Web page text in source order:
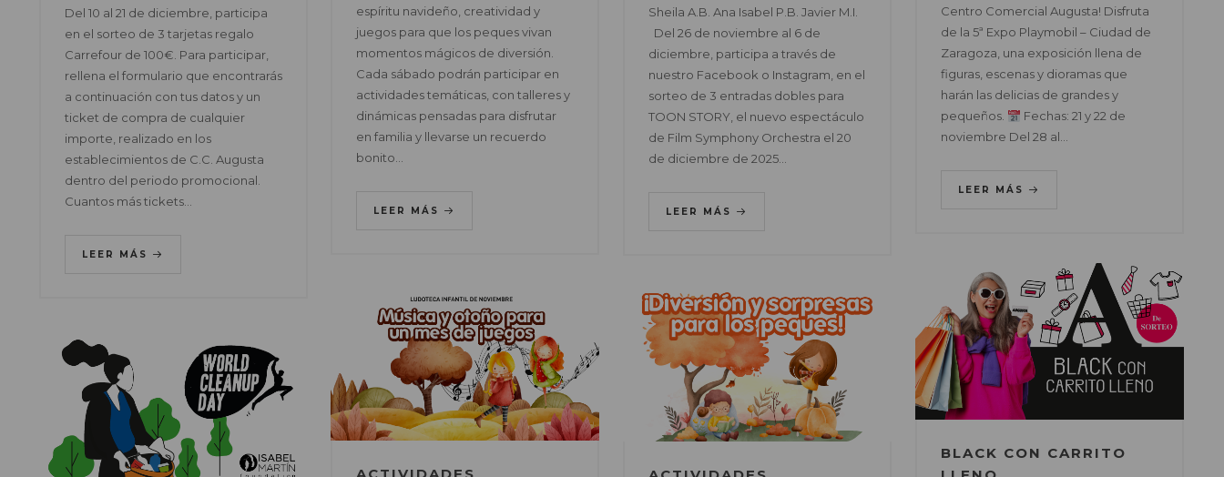
Del 10 al 21 de diciembre, participa
en el sorteo de 3 tarjetas regalo
Carrefour de 100€. Para participar,
rellena el formulario que encontrarás
a continuación con tus datos y un
ticket de compra de cualquier
importe, realizado en los
establecimientos de C.C. Augusta
dentro del periodo promocional.
Cuantos más tickets…
LEER MÁS
espíritu navideño, creatividad y
juegos para que los peques vivan
momentos mágicos de diversión.
Cada sábado podrán participar en
actividades temáticas, con talleres y
dinámicas pensadas para disfrutar
en familia y llevarse un recuerdo
bonito…
LEER MÁS
Sheila A.B. Ana Isabel P.B. Javier M.I.
Del 26 de noviembre al 6 de
diciembre, participa a través de
nuestro Facebook o Instagram, en el
sorteo de 3 entradas dobles para
TOON STORY, el nuevo espectáculo
de Film Symphony Orchestra el 20
de diciembre de 2025…
LEER MÁS
Centro Comercial Augusta! Disfruta
de la 5ª Expo Playmobil – Ciudad de
Zaragoza, una exposición llena de
figuras, escenas y dioramas que
harán las delicias de grandes y
pequeños.
Fechas: 21 y 22 de
noviembre Del 28 al…
LEER MÁS
BLACK CON CARRITO